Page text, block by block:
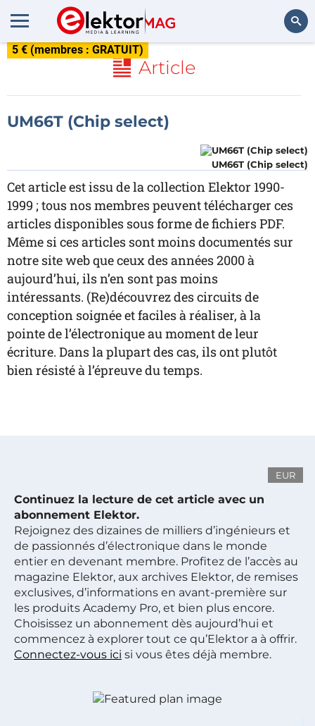
5 € (membres : GRATUIT)
Article
UM66T (Chip select)
UM66T (Chip select)
Cet article est issu de la collection Elektor 1990-
1999 ; tous nos membres peuvent télécharger ces
articles disponibles sous forme de fichiers PDF.
Même si ces articles sont moins documentés sur
notre site web que ceux des années 2000 à
aujourd’hui, ils n’en sont pas moins
intéressants. (Re)découvrez des circuits de
conception soignée et faciles à réaliser, à la
pointe de l’électronique au moment de leur
écriture. Dans la plupart des cas, ils ont plutôt
bien résisté à l’épreuve du temps.
EUR
Continuez la lecture de cet article avec un
abonnement Elektor.
Rejoignez des dizaines de milliers d’ingénieurs et
de passionnés d’électronique dans le monde
entier en devenant membre. Profitez de l’accès au
magazine Elektor, aux archives Elektor, de remises
exclusives, d’informations en avant-première sur
les produits Academy Pro, et bien plus encore.
Choisissez un abonnement dès aujourd’hui et
commencez à explorer tout ce qu’Elektor a à offrir.
Connectez-vous ici si vous êtes déjà membre.